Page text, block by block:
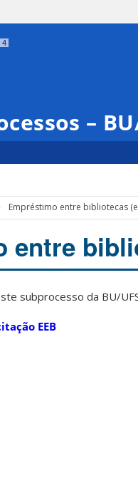
4
–
Empréstimo entre bibliotecas
entre
subprocesso da BU/
EEB